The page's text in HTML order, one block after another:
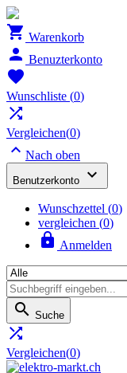
 Warenkorb
 Benuzterkonto

Wunschliste (0)

Vergleichen(0)
 Nach oben
Benutzerkonto 
Wunschzettel (0)
vergleichen (0)
 Anmelden
 Suche

Vergleichen(0)